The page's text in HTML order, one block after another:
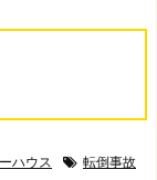
ハウス 転倒事故